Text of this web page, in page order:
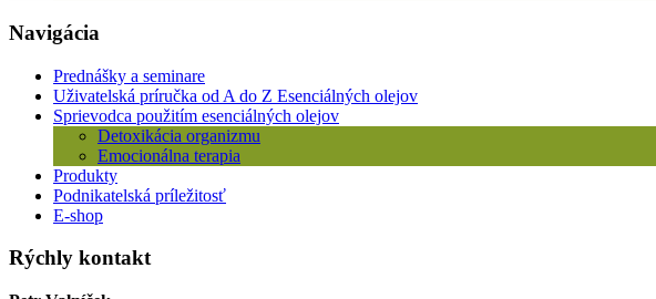
Navigácia
Prednášky a seminare
Uživatelská príručka od A do Z Esenciálných olejov
Sprievodca použitím esenciálných olejov
Detoxikácia organizmu
Emocionálna terapia
Produkty
Podnikatelská príležitosť
E-shop
Rýchly kontakt